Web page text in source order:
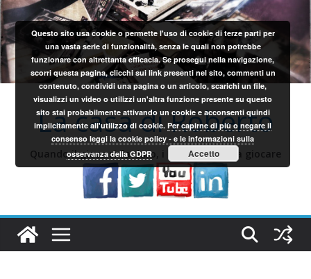
Salta
al
contenuto
La casa di Roberto
Quando il gioco si fa duro, i sardi iniziano a giocare
Questo sito usa cookie o permette l'uso di cookie di terze parti per
una vasta serie di funzionalità, senza le quali non potrebbe
funzionare con altrettanta efficacia. Se prosegui nella navigazione,
scorri questa pagina, clicchi sui link presenti nel sito, commenti un
contenuto, condividi una pagina o un articolo, scarichi un file,
visualizzi un video o utilizzi un'altra funzione presente su questo
sito stai probabilmente attivando un cookie e acconsenti quindi
implicitamente all'utilizzo di cookie.Per capirne di più o negare il
consenso leggi la cookie policy - e le informazioni sulla
osservanza della GDPR
Accetto